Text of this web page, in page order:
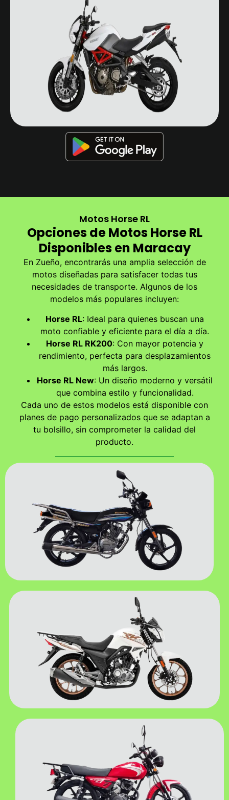
Motos Horse RL
Opciones de Motos Horse RL
Disponibles en Maracay
En Zueño, encontrarás una amplia selección de
motos diseñadas para satisfacer todas tus
necesidades de transporte. Algunos de los
modelos más populares incluyen:
Horse RL: Ideal para quienes buscan una
moto confiable y eficiente para el día a día.
Horse RL RK200: Con mayor potencia y
rendimiento, perfecta para desplazamientos
más largos.
Horse RL New: Un diseño moderno y versátil
que combina estilo y funcionalidad.
Cada uno de estos modelos está disponible con
planes de pago personalizados que se adaptan a
tu bolsillo, sin comprometer la calidad del
producto.